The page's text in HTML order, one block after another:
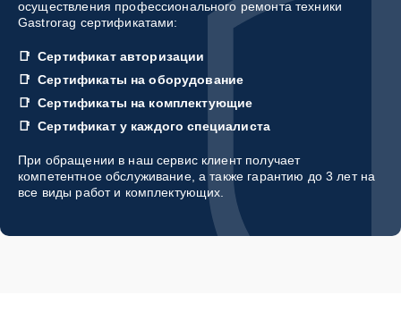
осуществления профессионального ремонта техники
Gastrorag сертификатами:
Сертификат авторизации
Сертификаты на оборудование
Сертификаты на комплектующие
Сертификат у каждого специалиста
При обращении в наш сервис клиент получает
компетентное обслуживание, а также гарантию до 3 лет на
все виды работ и комплектующих.